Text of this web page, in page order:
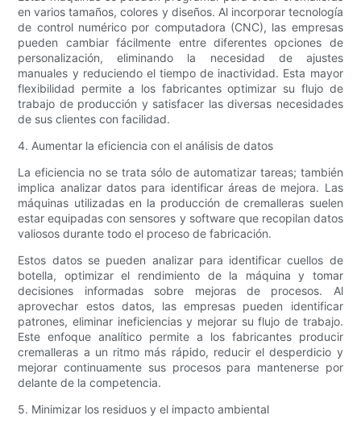
en varios tamaños, colores y diseños. Al incorporar tecnología
de control numérico por computadora (CNC), las empresas
pueden cambiar fácilmente entre diferentes opciones de
personalización, eliminando la necesidad de ajustes
manuales y reduciendo el tiempo de inactividad. Esta mayor
flexibilidad permite a los fabricantes optimizar su flujo de
trabajo de producción y satisfacer las diversas necesidades
de sus clientes con facilidad.
4. Aumentar la eficiencia con el análisis de datos
La eficiencia no se trata sólo de automatizar tareas; también
implica analizar datos para identificar áreas de mejora. Las
máquinas utilizadas en la producción de cremalleras suelen
estar equipadas con sensores y software que recopilan datos
valiosos durante todo el proceso de fabricación.
Estos datos se pueden analizar para identificar cuellos de
botella, optimizar el rendimiento de la máquina y tomar
decisiones informadas sobre mejoras de procesos. Al
aprovechar estos datos, las empresas pueden identificar
patrones, eliminar ineficiencias y mejorar su flujo de trabajo.
Este enfoque analítico permite a los fabricantes producir
cremalleras a un ritmo más rápido, reducir el desperdicio y
mejorar continuamente sus procesos para mantenerse por
delante de la competencia.
5. Minimizar los residuos y el impacto ambiental